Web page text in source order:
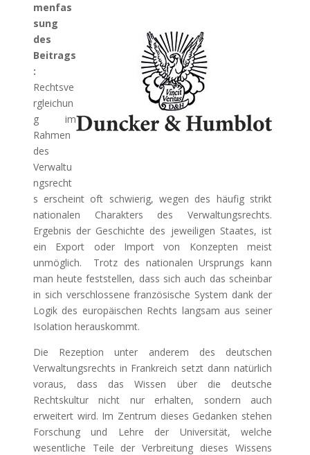
menfas
sung
des
Beitrags
:
Rechtsve
rgleichun
g im
Rahmen
des
Verwaltu
ngsrecht
s erscheint oft schwierig, wegen des häufig strikt
nationalen Charakters des Verwaltungsrechts.
Ergebnis der Geschichte des jeweiligen Staates, ist
ein Export oder Import von Konzepten meist
unmöglich. Trotz des nationalen Ursprungs kann
man heute feststellen, dass sich auch das scheinbar
in sich verschlossene französische System dank der
Logik des europäischen Rechts langsam aus seiner
Isolation herauskommt.
Die Rezeption unter anderem des deutschen
Verwaltungsrechts in Frankreich setzt dann natürlich
voraus, dass das Wissen über die deutsche
Rechtskultur nicht nur erhalten, sondern auch
erweitert wird. Im Zentrum dieses Gedanken stehen
Forschung und Lehre der Universität, welche
wesentliche Teile der Verbreitung dieses Wissens